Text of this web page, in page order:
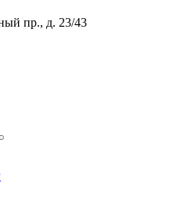
пр., д. 23/43